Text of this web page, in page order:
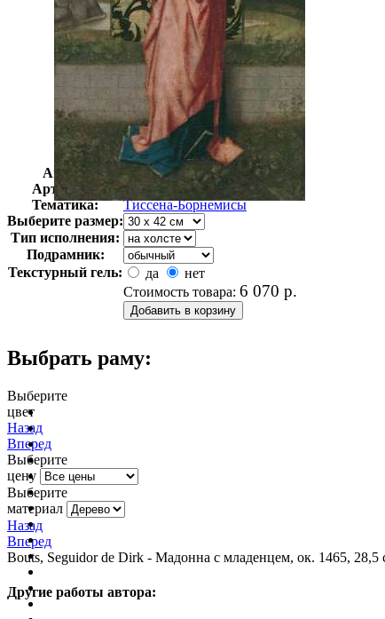
Автор:
Неизвестно
Арт-стиль
Импрессионизм
Тематика:
Тиссена-Борнемисы
Выберите размер:
Тип исполнения:
Подрамник:
Текстурный гель:
да
нет
Стоимость товара: 6 070 р.
Выбрать раму:
Выберите
цвет
Назад
Вперед
Выберите
цену
Выберите
материал
Назад
Вперед
Bouts, Seguidor de Dirk - Мадонна с младенцем, ок. 1465, 28,5
Другие работы автора: